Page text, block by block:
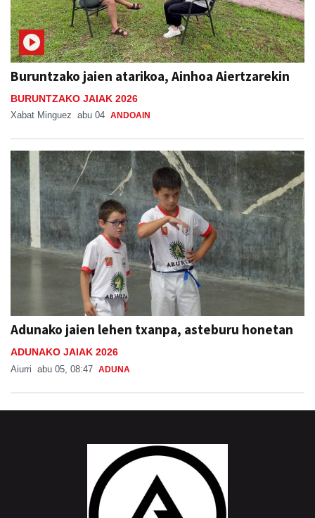
Buruntzako jaien atarikoa, Ainhoa Aiertzarekin
BURUNTZAKO JAIAK 2026
Xabat Minguez abu 04 ANDOAIN
Adunako jaien lehen txanpa, asteburu honetan
ADUNAKO JAIAK 2026
Aiurri abu 05, 08:47 ADUNA